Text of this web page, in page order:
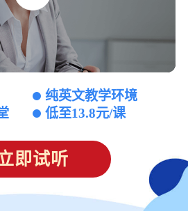
纯英文教学环境
低至13.8元/课
即试听